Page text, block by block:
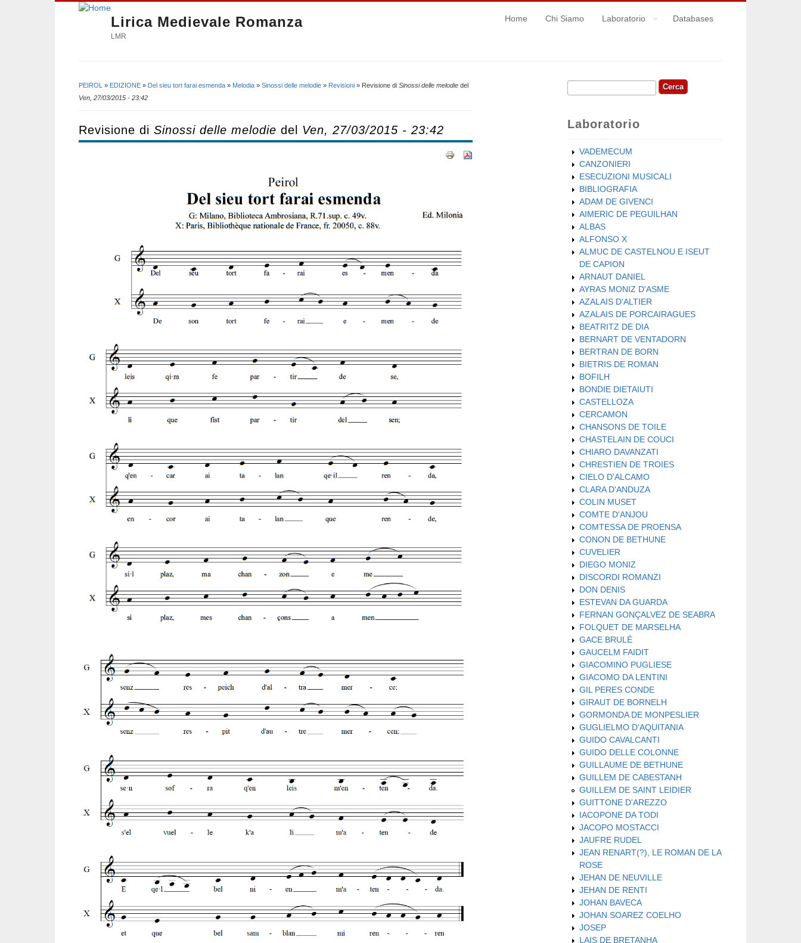
Lirica Medievale Romanza
LMR
Home Chi Siamo Laboratorio Databases
Tu sei qui
PEIROL » EDIZIONE » Del sieu tort farai esmenda » Melodia » Sinossi delle melodie » Revisioni » Revisione di Sinossi delle melodie del
Ven, 27/03/2015 - 23:42
Revisione di Sinossi delle melodie del Ven, 27/03/2015 - 23:42
Form di ricerca
Cerca
Laboratorio
VADEMECUM
CANZONIERI
ESECUZIONI MUSICALI
BIBLIOGRAFIA
ADAM DE GIVENCI
AIMERIC DE PEGUILHAN
ALBAS
ALFONSO X
ALMUC DE CASTELNOU E ISEUT
DE CAPION
ARNAUT DANIEL
AYRAS MONIZ D'ASME
AZALAIS D'ALTIER
AZALAIS DE PORCAIRAGUES
BEATRITZ DE DIA
BERNART DE VENTADORN
BERTRAN DE BORN
BIETRIS DE ROMAN
BOFILH
BONDIE DIETAIUTI
CASTELLOZA
CERCAMON
CHANSONS DE TOILE
CHASTELAIN DE COUCI
CHIARO DAVANZATI
CHRESTIEN DE TROIES
CIELO D'ALCAMO
CLARA D'ANDUZA
COLIN MUSET
COMTE D'ANJOU
COMTESSA DE PROENSA
CONON DE BETHUNE
CUVELIER
DIEGO MONIZ
DISCORDI ROMANZI
DON DENIS
ESTEVAN DA GUARDA
FERNAN GONÇALVEZ DE SEABRA
FOLQUET DE MARSELHA
GACE BRULÉ
GAUCELM FAIDIT
GIACOMINO PUGLIESE
GIACOMO DA LENTINI
GIL PERES CONDE
GIRAUT DE BORNELH
GORMONDA DE MONPESLIER
GUGLIELMO D'AQUITANIA
GUIDO CAVALCANTI
GUIDO DELLE COLONNE
GUILLAUME DE BETHUNE
GUILLEM DE CABESTANH
GUILLEM DE SAINT LEIDIER
GUITTONE D'AREZZO
IACOPONE DA TODI
JACOPO MOSTACCI
JAUFRE RUDEL
JEAN RENART(?), LE ROMAN DE LA
ROSE
JEHAN DE NEUVILLE
JEHAN DE RENTI
JOHAN BAVECA
JOHAN SOAREZ COELHO
JOSEP
LAIS DE BRETANHA